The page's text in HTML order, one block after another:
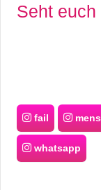
Seht
fail
whatsapp